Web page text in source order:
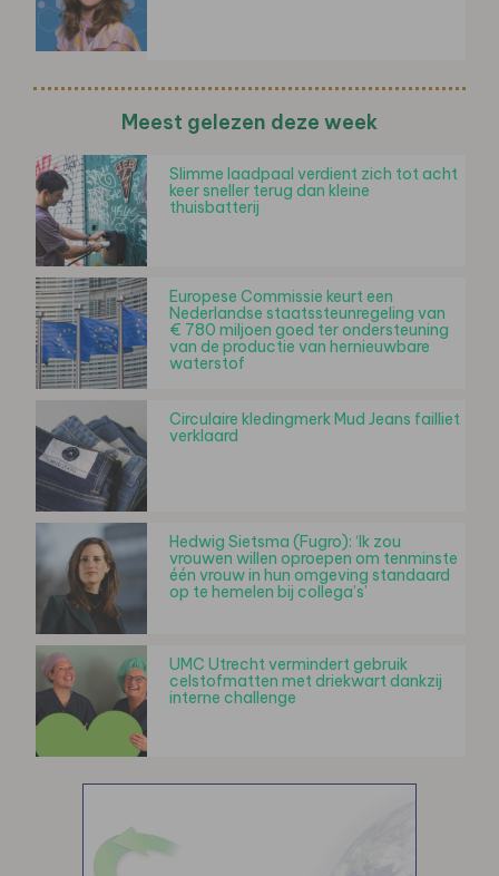
Meest gelezen deze week
Slimme laadpaal verdient zich tot acht
keer sneller terug dan kleine
thuisbatterij
Europese Commissie keurt een
Nederlandse staatssteunregeling van
€ 780 miljoen goed ter ondersteuning
van de productie van hernieuwbare
waterstof
Circulaire kledingmerk Mud Jeans failliet
verklaard
Hedwig Sietsma (Fugro): ‘Ik zou
vrouwen willen oproepen om tenminste
één vrouw in hun omgeving standaard
op te hemelen bij collega’s’
UMC Utrecht vermindert gebruik
celstofmatten met driekwart dankzij
interne challenge